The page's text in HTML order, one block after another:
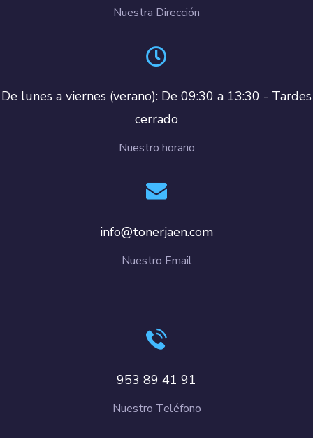
Nuestra Dirección
De lunes a viernes (verano): De 09:30 a 13:30 - Tardes
cerrado
Nuestro horario
info@tonerjaen.com
Nuestro Email
953 89 41 91
Nuestro Teléfono